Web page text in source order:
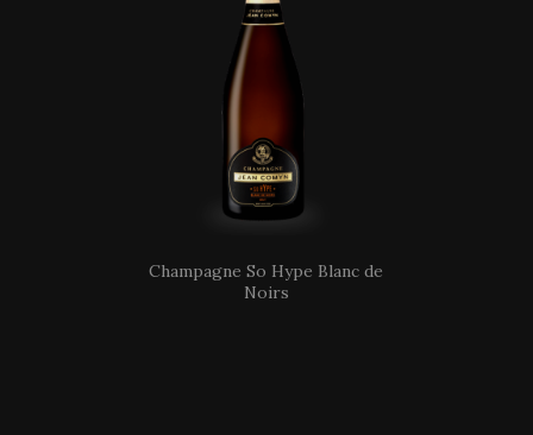
Champagne So Hype Blanc de
Noirs